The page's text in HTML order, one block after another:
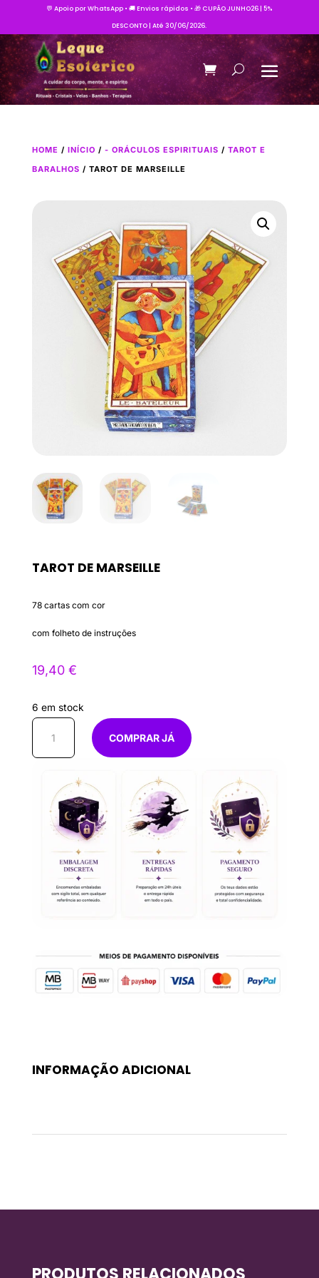
💬 Apoio por WhatsApp • 🚚 Envios rápidos • 🎁 CUPÃO JUNHO26 | 5%
DESCONTO | Até 30/06/2026.
HOME / INÍCIO / - ORÁCULOS ESPIRITUAIS / TAROT E
BARALHOS / TAROT DE MARSEILLE
TAROT DE MARSEILLE
78 cartas com cor
com folheto de instruções
19,40 €
6 em stock
Quantidade
marseille
COMPRAR JÁ
INFORMAÇÃO ADICIONAL